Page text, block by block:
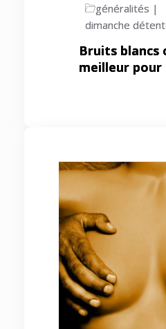
généralités
dimanche
Bruits blancs
meilleur pour